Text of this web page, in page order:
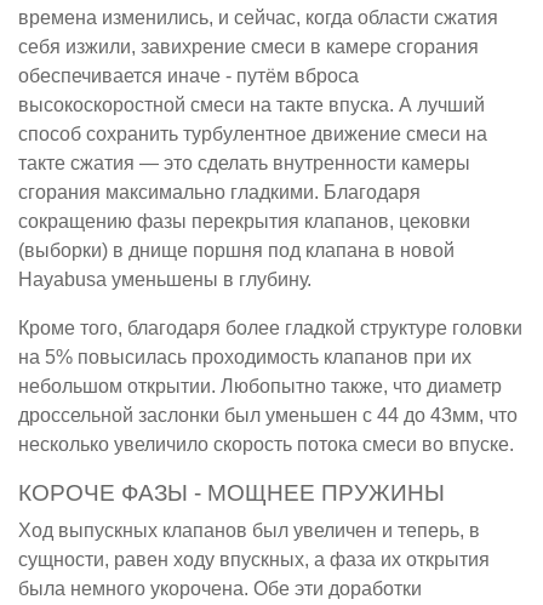
времена изменились, и сейчас, когда области сжатия
себя изжили, завихрение смеси в камере сгорания
обеспечивается иначе - путём вброса
высокоскоростной смеси на такте впуска. А лучший
способ сохранить турбулентное движение смеси на
такте сжатия — это сделать внутренности камеры
сгорания максимально гладкими. Благодаря
сокращению фазы перекрытия клапанов, цековки
(выборки) в днище поршня под клапана в новой
Hayabusa уменьшены в глубину.
Кроме того, благодаря более гладкой структуре головки
на 5% повысилась проходимость клапанов при их
небольшом открытии. Любопытно также, что диаметр
дроссельной заслонки был уменьшен с 44 до 43мм, что
несколько увеличило скорость потока смеси во впуске.
КОРОЧЕ ФАЗЫ - МОЩНЕЕ ПРУЖИНЫ
Ход выпускных клапанов был увеличен и теперь, в
сущности, равен ходу впускных, а фаза их открытия
была немного укорочена. Обе эти доработки